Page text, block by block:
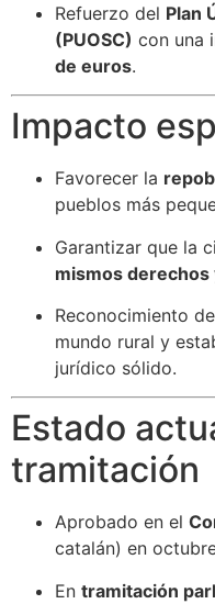
Refuerzo del Plan
(PUOSC) con una
de euros.
Impacto
Favorecer la
pueblos más
Garantizar que la
mismos derechos
Reconocimiento
mundo rural y
jurídico sólido.
Estado
tramitación
Aprobado en el
catalán) en
En tramitación